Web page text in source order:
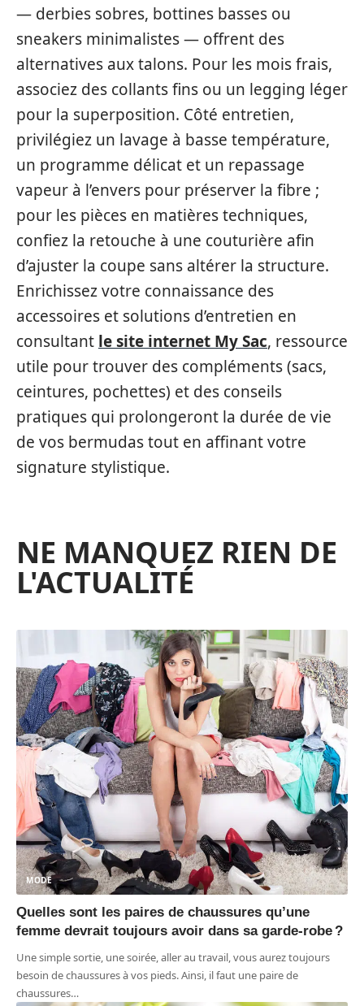
— derbies sobres, bottines basses ou
sneakers minimalistes — offrent des
alternatives aux talons. Pour les mois frais,
associez des collants fins ou un legging léger
pour la superposition. Côté entretien,
privilégiez un lavage à basse température,
un programme délicat et un repassage
vapeur à l’envers pour préserver la fibre ;
pour les pièces en matières techniques,
confiez la retouche à une couturière afin
d’ajuster la coupe sans altérer la structure.
Enrichissez votre connaissance des
accessoires et solutions d’entretien en
consultant le site internet My Sac, ressource
utile pour trouver des compléments (sacs,
ceintures, pochettes) et des conseils
pratiques qui prolongeront la durée de vie
de vos bermudas tout en affinant votre
signature stylistique.
NE MANQUEZ RIEN DE
L'ACTUALITÉ
MODE
Quelles sont les paires de chaussures qu’une
femme devrait toujours avoir dans sa garde-robe ?
Une simple sortie, une soirée, aller au travail, vous aurez toujours
besoin de chaussures à vos pieds. Ainsi, il faut une paire de
chaussures…